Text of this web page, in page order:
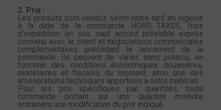
2. Prix :
Les produits sont vendus selon notre tarif en vigueur
à la date de la commande HORS TAXES, frais
d'expédition en sus sauf accord préalable exprès
convenu avec le client et négociations commerciales
complémentaires précédant le lancement de la
commande. Ils peuvent de varier, sans préavis, en
fonction des conditions économiques douanières,
monétaires et fiscales du moment, ainsi que des
améliorations techniques apportées à notre matériel.
Pour les prix spécifiques par quantités, toute
commande portant sur une quantité moindre
entraînera une modification du prix indiqué.